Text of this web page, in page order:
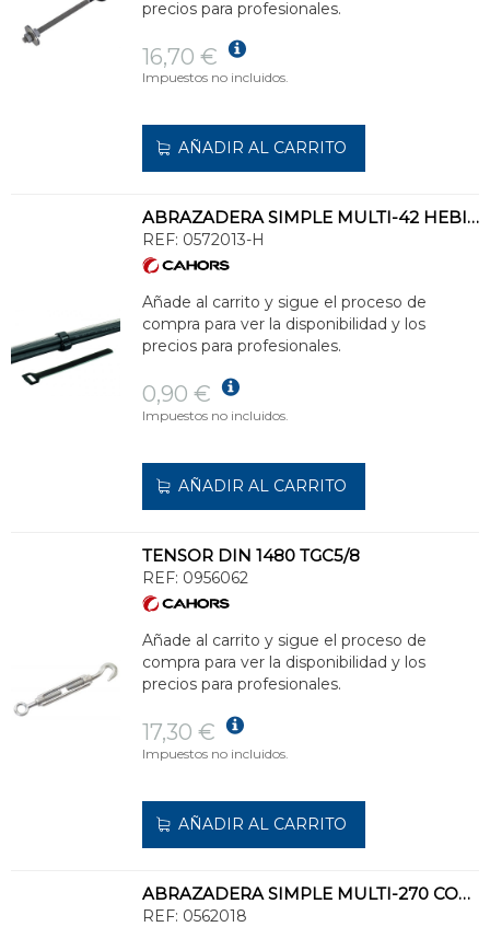
precios para profesionales.
16,70 €
Impuestos no incluidos.
AÑADIR AL CARRITO
ABRAZADERA SIMPLE MULTI-42 HEBILLA CON FIADOR
REF: 0572013-H
Añade al carrito y sigue el proceso de
compra para ver la disponibilidad y los
precios para profesionales.
0,90 €
Impuestos no incluidos.
AÑADIR AL CARRITO
TENSOR DIN 1480 TGC5/8
REF: 0956062
Añade al carrito y sigue el proceso de
compra para ver la disponibilidad y los
precios para profesionales.
17,30 €
Impuestos no incluidos.
AÑADIR AL CARRITO
ABRAZADERA SIMPLE MULTI-270 CON FIADOR DIÁMETRO 65
REF: 0562018